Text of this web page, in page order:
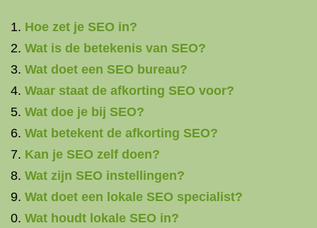
Hoe zet je SEO in?
Wat is de betekenis van SEO?
Wat doet een SEO bureau?
Waar staat de afkorting SEO voor?
Wat doe je bij SEO?
Wat betekent de afkorting SEO?
Kan je SEO zelf doen?
Wat zijn SEO instellingen?
Wat doet een lokale SEO specialist?
Wat houdt lokale SEO in?